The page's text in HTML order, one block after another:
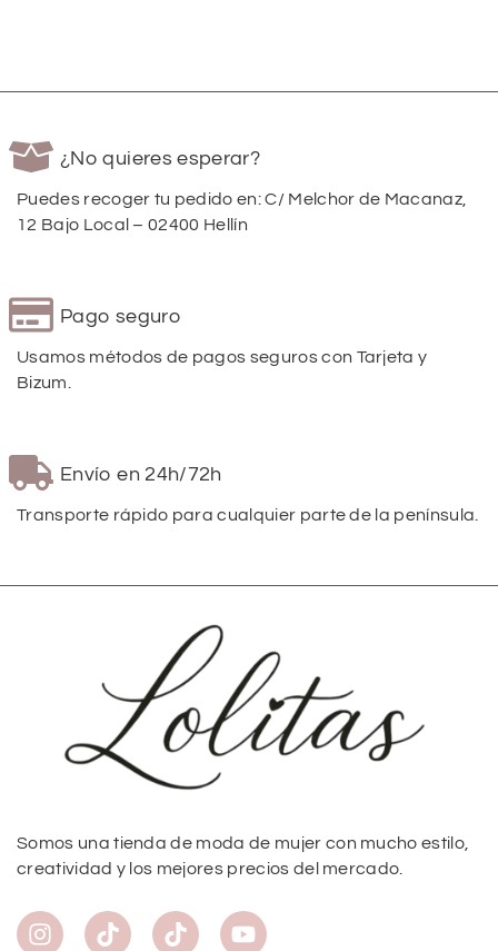
¿No quieres esperar?
Puedes recoger tu pedido en: C/ Melchor de Macanaz,
12 Bajo Local – 02400 Hellín
Pago seguro
Usamos métodos de pagos seguros con Tarjeta y
Bizum.
Envío en 24h/72h
Transporte rápido para cualquier parte de la península.
Somos una tienda de moda de mujer con mucho estilo,
creatividad y los mejores precios del mercado.